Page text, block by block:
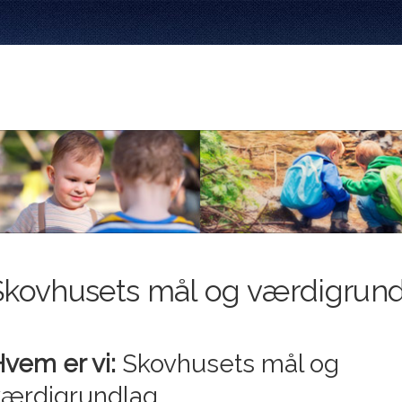
mål og
er vi: Skovhusets mål og